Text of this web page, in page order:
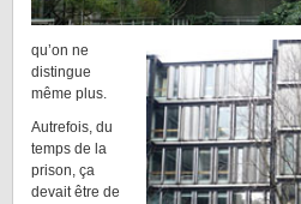
qu’on ne
distingue
même plus.
Autrefois, du
temps de la
prison, ça
devait être de